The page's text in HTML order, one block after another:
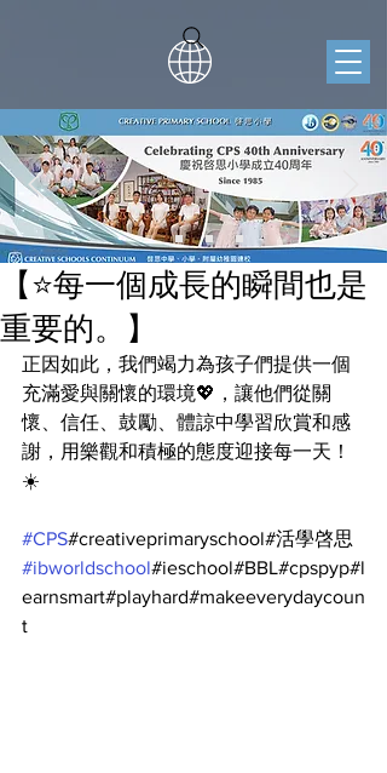
【⭐️每一個成長的瞬間也是
重要的。】
正因如此，我們竭力為孩子們提供一個
充滿愛與關懷的環境💖，讓他們從關
懷、信任、鼓勵、體諒中學習欣賞和感
謝，用樂觀和積極的態度迎接每一天！
☀️
#CPS#creativeprimaryschool#活學啓思
#ibworldschool#ieschool#BBL#cpspyp#l
earnsmart#playhard#makeeverydaycoun
t